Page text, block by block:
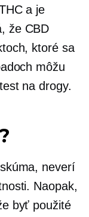
a je
že CBD
ktoré sa
môžu
na drogy.
neverí
Naopak,
byť použité